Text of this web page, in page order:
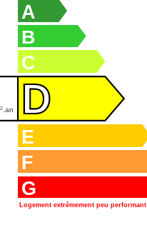
A
B
C
D
2.an
E
F
G
Logement extrêmement peu performant